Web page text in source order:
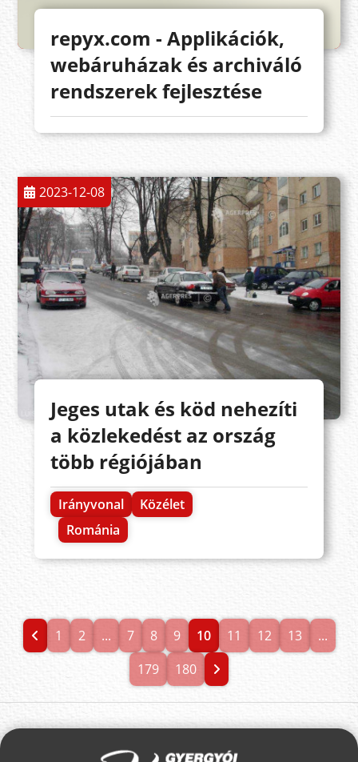
repyx.com - Applikációk,
webáruházak és archiváló
rendszerek fejlesztése
2023-12-08
Jeges utak és köd nehezíti
a közlekedést az ország
több régiójában
Irányvonal
Közélet
Románia
1 2 ... 7 8 9 10 11 12 13
...
179
180